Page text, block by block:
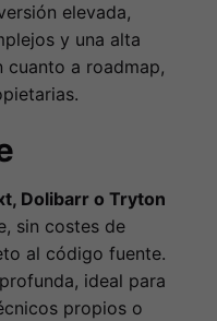
elevada,
y una alta
cuanto a roadmap,
Dolibarr o Tryton
sin costes de
al código fuente.
ideal para
propios o